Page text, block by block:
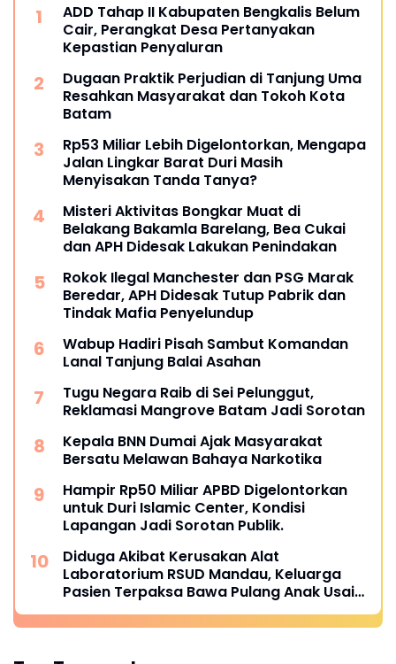
ADD Tahap II Kabupaten Bengkalis Belum
Cair, Perangkat Desa Pertanyakan
Kepastian Penyaluran
Dugaan Praktik Perjudian di Tanjung Uma
Resahkan Masyarakat dan Tokoh Kota
Batam
Rp53 Miliar Lebih Digelontorkan, Mengapa
Jalan Lingkar Barat Duri Masih
Menyisakan Tanda Tanya?
Misteri Aktivitas Bongkar Muat di
Belakang Bakamla Barelang, Bea Cukai
dan APH Didesak Lakukan Penindakan
Rokok Ilegal Manchester dan PSG Marak
Beredar, APH Didesak Tutup Pabrik dan
Tindak Mafia Penyelundup
Wabup Hadiri Pisah Sambut Komandan
Lanal Tanjung Balai Asahan
Tugu Negara Raib di Sei Pelunggut,
Reklamasi Mangrove Batam Jadi Sorotan
Kepala BNN Dumai Ajak Masyarakat
Bersatu Melawan Bahaya Narkotika
Hampir Rp50 Miliar APBD Digelontorkan
untuk Duri Islamic Center, Kondisi
Lapangan Jadi Sorotan Publik.
Diduga Akibat Kerusakan Alat
Laboratorium RSUD Mandau, Keluarga
Pasien Terpaksa Bawa Pulang Anak Usai
Operasi di RS Thursina, Meski
Membutuhkan Transfusi Darah